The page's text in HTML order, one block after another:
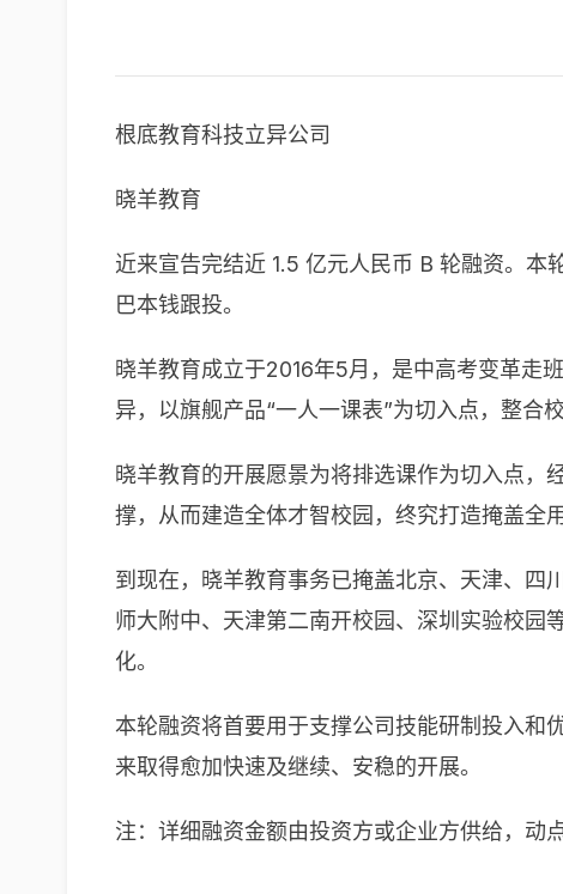
根底教育科技立异公司
晓羊教育
近来宣告完结近 1.5 亿元人民币 B 轮融资。
巴本钱跟投。
晓羊教育成立于2016年5月，是中高考变革走
异，以旗舰产品“一人一课表”为切入点，整合
晓羊教育的开展愿景为将排选课作为切入点，
撑，从而建造全体才智校园，终究打造掩盖全
到现在，晓羊教育事务已掩盖北京、天津、四
师大附中、天津第二南开校园、深圳实验校园
化。
本轮融资将首要用于支撑公司技能研制投入和
来取得愈加快速及继续、安稳的开展。
注：详细融资金额由投资方或企业方供给，动